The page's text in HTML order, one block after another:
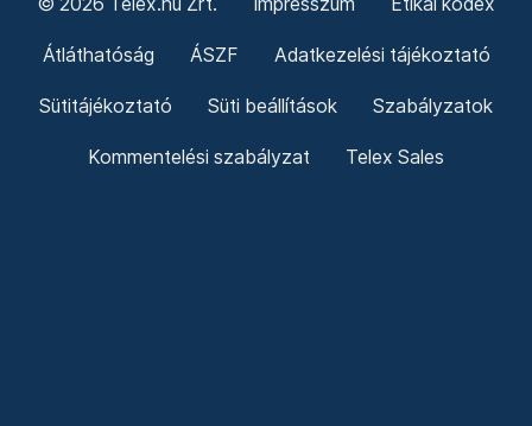
Átláthatóság ÁSZF Adatkezelési tájékoztató
Sütitájékoztató Süti beállítások Szabályzatok
Kommentelési szabályzat Telex Sales